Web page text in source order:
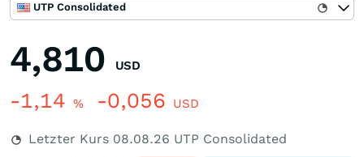
UTP Consolidated
4,810 USD
-1,14 % -0,056 USD
Letzter Kurs 08.08.26 UTP Consolidated